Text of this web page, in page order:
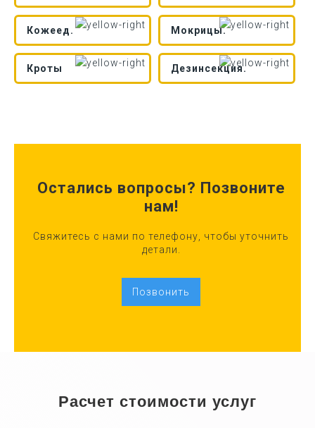
Кожеед. Мокрицы.
Кроты Дезинсекция.
Остались вопросы? Позвоните
нам!
Свяжитесь с нами по телефону, чтобы уточнить
детали.
Позвонить
Расчет стоимости услуг